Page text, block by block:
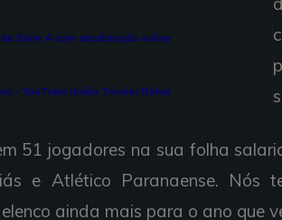
Série A com atualização online
– YouTube União Tricolor Bahia
51 jogadores na sua folha
e Atlético Paranaense. Nós
ainda mais para o ano que